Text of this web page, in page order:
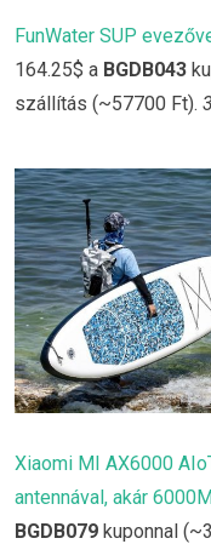
FunWater SUP
164.25$ a BGDB043
szállítás (~57700 Ft).
Xiaomi MI AX6000
antennával, akár
BGDB079 kuponnal